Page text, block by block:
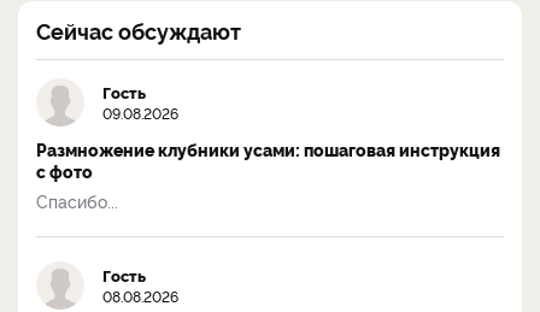
Сейчас обсуждают
Гость
09.08.2026
Размножение клубники усами: пошаговая инструкция
с фото
Спасибо...
Гость
08.08.2026